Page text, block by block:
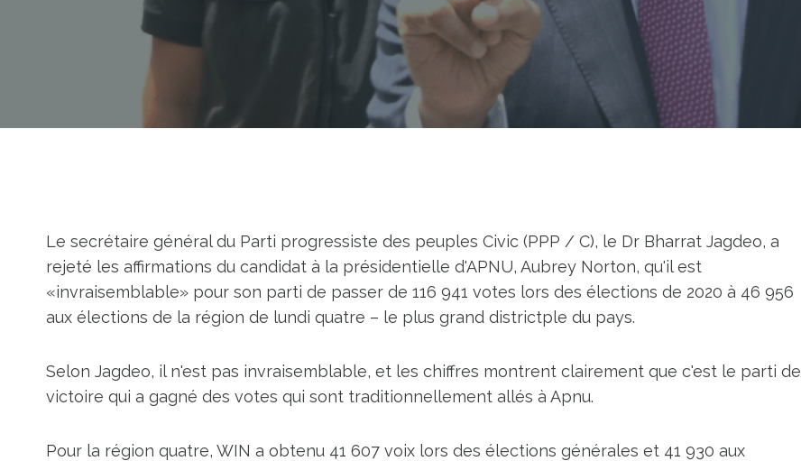
Le secrétaire général du Parti progressiste des peuples Civic (PPP / C), le Dr Bharrat Jagdeo, a
rejeté les affirmations du candidat à la présidentielle d'APNU, Aubrey Norton, qu'il est
«invraisemblable» pour son parti de passer de 116 941 votes lors des élections de 2020 à 46 956
aux élections de la région de lundi quatre – le plus grand districtple du pays.
Selon Jagdeo, il n'est pas invraisemblable, et les chiffres montrent clairement que c'est le parti de
victoire qui a gagné des votes qui sont traditionnellement allés à Apnu.
Pour la région quatre, WIN a obtenu 41 607 voix lors des élections générales et 41 930 aux